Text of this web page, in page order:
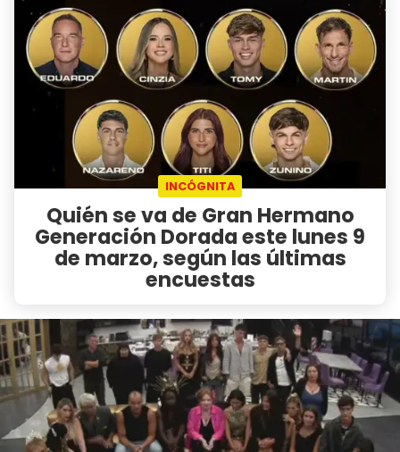
INCÓGNITA
Quién se va de Gran Hermano
Generación Dorada este lunes 9
de marzo, según las últimas
encuestas